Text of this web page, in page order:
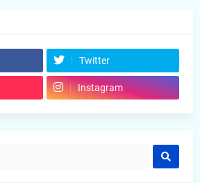
Twitter
Instagram